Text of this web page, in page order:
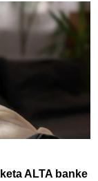
ALTA banke